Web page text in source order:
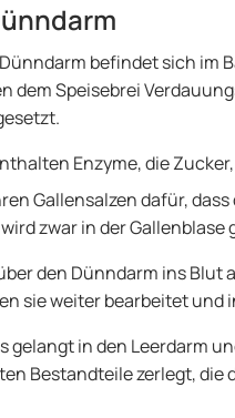
befindet sich
dem Speisebrei
Enzyme, die
Gallensalzen dafür,
zwar in der
den Dünndarm ins Blut
sie weiter bearbeitet und
gelangt in den Leerdarm
Bestandteile zerlegt,